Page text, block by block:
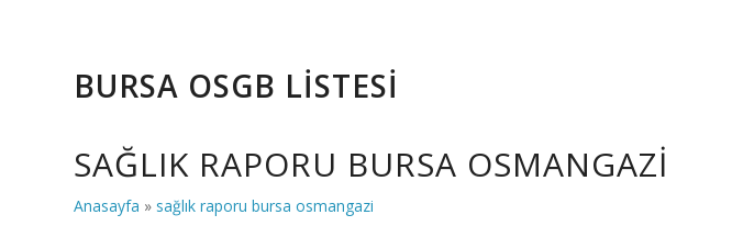
BURSA OSGB LİSTESİ
SAĞLIK RAPORU BURSA OSMANGAZI
Anasayfa » sağlık raporu bursa osmangazi